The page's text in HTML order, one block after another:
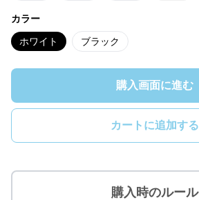
カラー
ホワイト ブラック
購入画面に進む
カートに追加する
購入時のルール